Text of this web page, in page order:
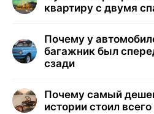
квартиру с двумя
Почему у
багажник был
сзади
Почему самый
истории стоил